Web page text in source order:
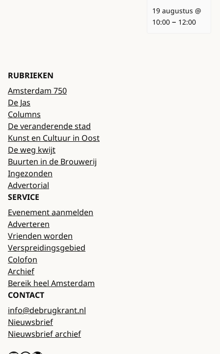
19 augustus @
10:00– 12:00
RUBRIEKEN
Amsterdam 750
De Jas
Columns
De veranderende stad
Kunst en Cultuur in Oost
De weg kwijt
Buurten in de Brouwerij
Ingezonden
Advertorial
SERVICE
Evenement aanmelden
Adverteren
Vrienden worden
Verspreidingsgebied
Colofon
Archief
Bereik heel Amsterdam
CONTACT
info@debrugkrant.nl
Nieuwsbrief
Nieuwsbrief archief